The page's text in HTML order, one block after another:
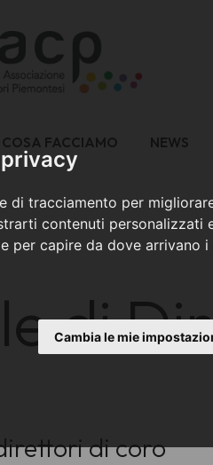
di tracciamento per
contenuti personalizzati
per capire da dove arrivano
Cambia le mie
COSA FACCIAMO NEWS
di
di coro